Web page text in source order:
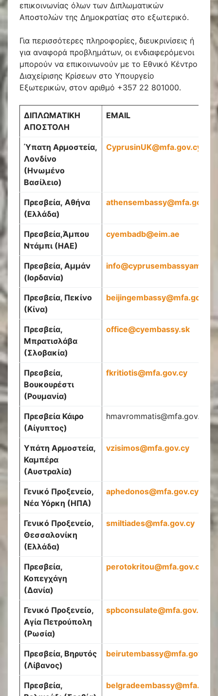
επικοινωνίας όλων των Διπλωματικών
Αποστολών της Δημοκρατίας στο εξωτερικό.
Για περισσότερες πληροφορίες, διευκρινίσεις ή
για αναφορά προβλημάτων, οι ενδιαφερόμενοι
μπορούν να επικοινωνούν με το Εθνικό Κέντρο
Διαχείρισης Κρίσεων στο Υπουργείο
Εξωτερικών, στον αριθμό +357 22 801000.
ΔΙΠΛΩΜΑΤΙΚΗ
ΑΠΟΣΤΟΛΗ
EMAIL
Ύπατη Αρμοστεία,
Λονδίνο
(Ηνωμένο
Βασίλειο)
CyprusinUK@mfa.gov.cy
Πρεσβεία, Αθήνα
(Ελλάδα)
athensembassy@mfa.gov.cy
Πρεσβεία,Άμπου
Ντάμπι (ΗΑΕ)
cyembadb@eim.ae
Πρεσβεία, Αμμάν
(Ιορδανία)
info@cyprusembassyamman
Πρεσβεία, Πεκίνο
(Κίνα)
beijingembassy@mfa.gov
Πρεσβεία,
Μπρατισλάβα
(Σλοβακία)
office@cyembassy.sk
Πρεσβεία,
Βουκουρέστι
(Ρουμανία)
fkritiotis@mfa.gov.cy
Πρεσβεία Κάιρο
(Αίγυπτος)
hmavrommatis@mfa.gov.cy
Υπάτη Αρμοστεία,
Καμπέρα
(Αυστραλία)
vzisimos@mfa.gov.cy
Γενικό Προξενείο,
Νέα Υόρκη (ΗΠΑ)
aphedonos@mfa.gov.cy
Γενικό Προξενείο,
Θεσσαλονίκη
(Ελλάδα)
smiltiades@mfa.gov.cy
Πρεσβεία,
Κοπεγχάγη
(Δανία)
perotokritou@mfa.gov.cy
Γενικό Προξενείο,
Αγία Πετρούπολη
(Ρωσία)
spbconsulate@mfa.gov.
Πρεσβεία, Βηρυτός
(Λίβανος)
beirutembassy@mfa.gov
Πρεσβεία,
belgradeembassy@mfa.